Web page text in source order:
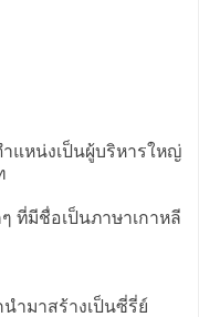
แหน่งเป็นผู้บริหารใหญ่
ที่มีชื่อเป็นภาษาเกาหลี
ำมาสร้างเป็นซี่รี่ย์